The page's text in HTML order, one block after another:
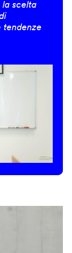
la scelta
tendenze